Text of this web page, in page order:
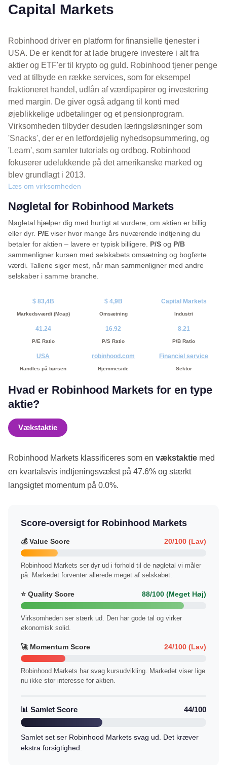
Capital Markets
Robinhood driver en platform for finansielle tjenester i
USA. De er kendt for at lade brugere investere i alt fra
aktier og ETF'er til krypto og guld. Robinhood tjener penge
ved at tilbyde en række services, som for eksempel
fraktioneret handel, udlån af værdipapirer og investering
med margin. De giver også adgang til konti med
øjeblikkelige udbetalinger og et pensionprogram.
Virksomheden tilbyder desuden læringsløsninger som
'Snacks', der er en letfordøjelig nyhedsopsummering, og
'Learn', som samler tutorials og ordbog. Robinhood
fokuserer udelukkende på det amerikanske marked og
blev grundlagt i 2013.
Læs om virksomheden
Nøgletal for Robinhood Markets
Nøgletal hjælper dig med hurtigt at vurdere, om aktien er billig
eller dyr. P/E viser hvor mange års nuværende indtjening du
betaler for aktien – lavere er typisk billigere. P/S og P/B
sammenligner kursen med selskabets omsætning og bogførte
værdi. Tallene siger mest, når man sammenligner med andre
selskaber i samme branche.
$ 83,4B
Markedsværdi (Mcap)
$ 4,9B
Omsætning
Capital Markets
Industri
41.24
P/E Ratio
16.92
P/S Ratio
8.21
P/B Ratio
USA
Handles på børsen
robinhood.com
Hjemmeside
Financiel service
Sektor
Hvad er Robinhood Markets for en type
aktie?
Vækstaktie
Robinhood Markets klassificeres som en vækstaktie med
en kvartalsvis indtjeningsvækst på 47.6% og stærkt
langsigtet momentum på 0.0%.
Score-oversigt for Robinhood Markets
💰 Value Score 20/100 (Lav)
Robinhood Markets ser dyr ud i forhold til de nøgletal vi måler
på. Markedet forventer allerede meget af selskabet.
⭐ Quality Score 88/100 (Meget Høj)
Virksomheden ser stærk ud. Den har gode tal og virker
økonomisk solid.
🚀 Momentum Score 24/100 (Lav)
Robinhood Markets har svag kursudvikling. Markedet viser lige
nu ikke stor interesse for aktien.
📊 Samlet Score 44/100
Samlet set ser Robinhood Markets svag ud. Det kræver
ekstra forsigtighed.